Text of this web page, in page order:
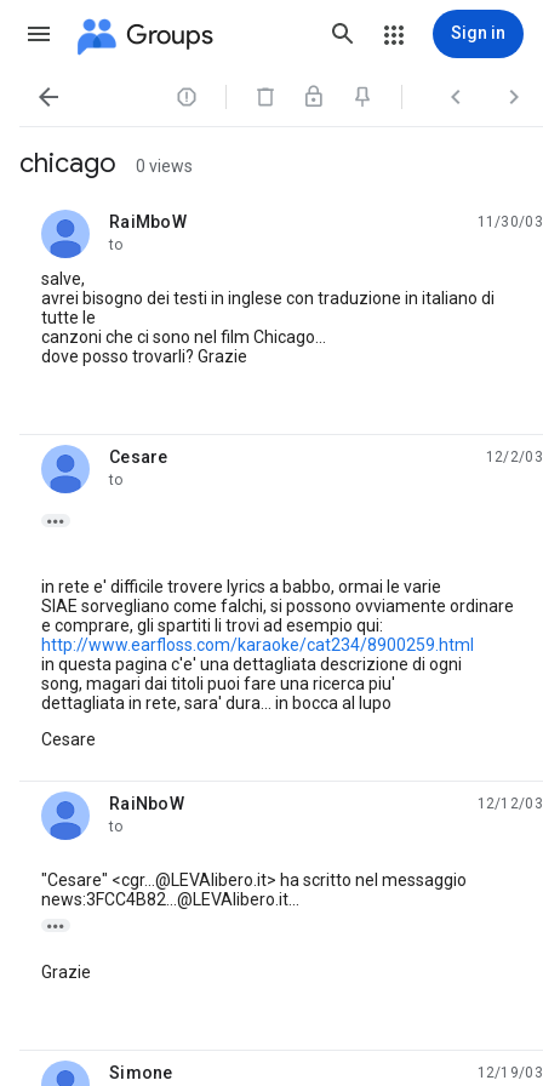
Groups Sign in
   
chicago 0 views
RaiMboW
unread,
11/30/03
to
salve,
avrei bisogno dei testi in inglese con traduzione in italiano di
tutte le
canzoni che ci sono nel film Chicago...
dove posso trovarli? Grazie
Cesare
unread,
12/2/03
to

in rete e' difficile trovere lyrics a babbo, ormai le varie
SIAE sorvegliano come falchi, si possono ovviamente ordinare
e comprare, gli spartiti li trovi ad esempio qui:
http://www.earfloss.com/karaoke/cat234/8900259.html
in questa pagina c'e' una dettagliata descrizione di ogni
song, magari dai titoli puoi fare una ricerca piu'
dettagliata in rete, sara' dura... in bocca al lupo
Cesare
RaiNboW
unread,
12/12/03
to
"Cesare" <cgr...@LEVAlibero.it> ha scritto nel messaggio
news:3FCC4B82...@LEVAlibero.it...

Grazie
Simone
unread, 12/19/03